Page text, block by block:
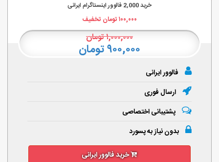
خرید2,000 فالوور اینستاگرام ایرانی
۱۰۰,۰۰۰تومان تخفیف
۱,۰۰۰,۰۰۰تومان
۹۰۰,۰۰۰ تومان
فالوور ایرانی
ارسال فوری
پشتیبانی اختصاصی
بدون نیاز به پسورد
خرید فالوور ایرانی